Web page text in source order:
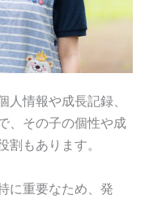
情報や成長記録、
、その子の個性や成
もあります。
に重要なため、発